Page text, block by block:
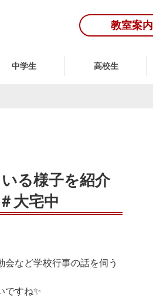
教室案内
中学生 高校生
る様子を紹介
大宅中
など学校行事の話を伺う
ですね✨